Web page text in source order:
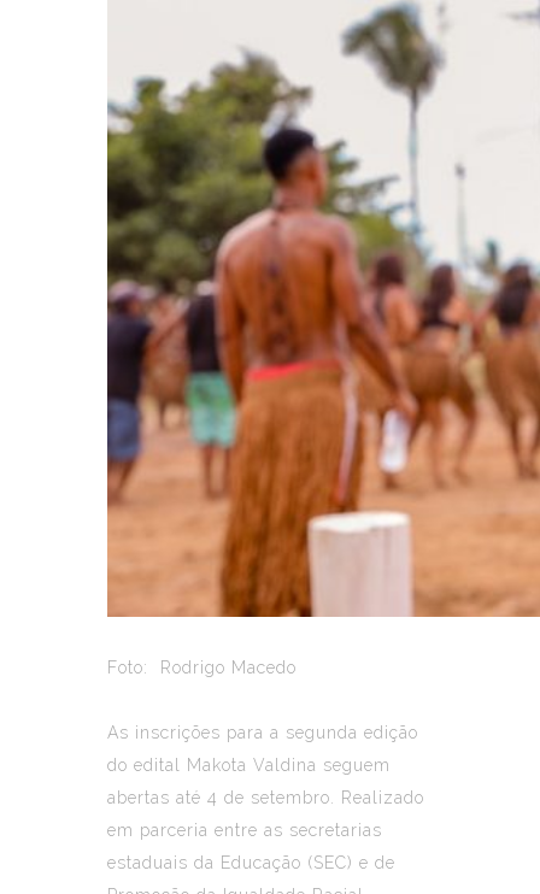
Foto: Rodrigo Macedo
As inscrições para a segunda edição
do edital Makota Valdina seguem
abertas até 4 de setembro. Realizado
em parceria entre as secretarias
estaduais da Educação (SEC) e de